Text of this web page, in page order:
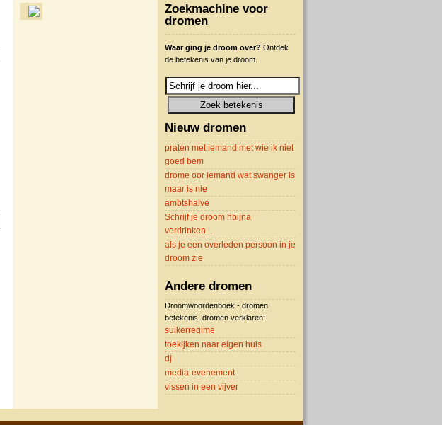
Zoekmachine voor
dromen
Waar ging je droom over? Ontdek
de betekenis van je droom.
Nieuw dromen
praten met iemand met wie ik niet
goed bem
drome oor iemand wat swanger is
maar is nie
ambtshalve
Schrijf je droom hbijna
verdrinken...
als je een overleden persoon in je
droom zie
Andere dromen
Droomwoordenboek - dromen
betekenis, dromen verklaren:
suikerregime
toekijken naar eigen huis
dj
media-evenement
vissen in een vijver